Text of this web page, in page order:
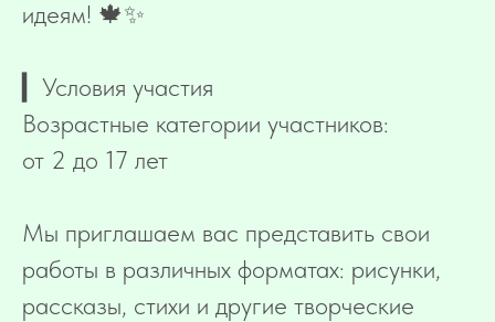
идеям! 🍁✨
▎Условия участия
Возрастные категории участников:
от 2 до 17 лет
Мы приглашаем вас представить свои
работы в различных форматах: рисунки,
рассказы, стихи и другие творческие